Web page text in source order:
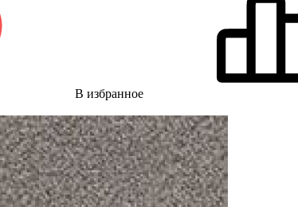
В избранное